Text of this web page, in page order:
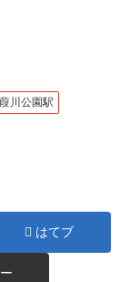
葭川公園駅
はてブ